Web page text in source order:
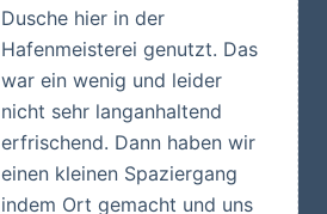
Dusche hier in der
Hafenmeisterei genutzt. Das
war ein wenig und leider
nicht sehr langanhaltend
erfrischend. Dann haben wir
einen kleinen Spaziergang
indem Ort gemacht und uns